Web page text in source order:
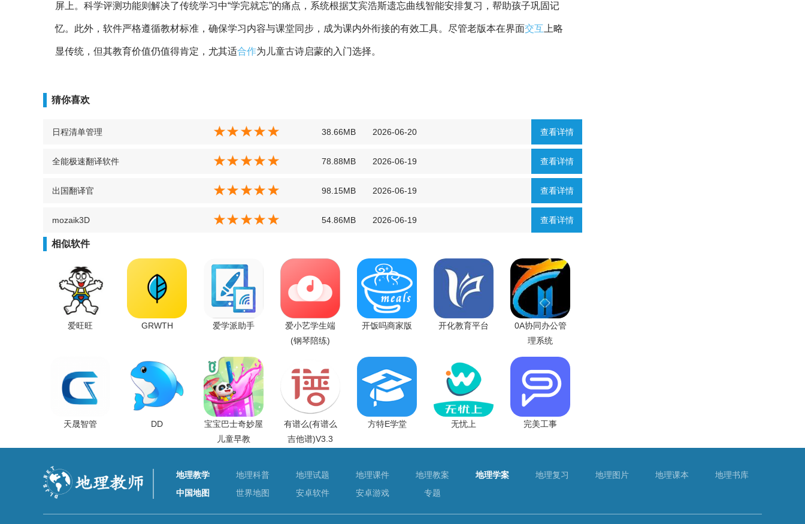
屏上。科学评测功能则解决了传统学习中“学完就忘”的痛点，系统根据艾宾浩斯遗忘曲线智能安排复习，帮助孩子巩固记
忆。此外，软件严格遵循教材标准，确保学习内容与课堂同步，成为课内外衔接的有效工具。尽管老版本在界面交互 上略
显传统，但其教育价值仍值得肯定，尤其适合作为儿童古诗启蒙的入门选择。
猜你喜欢
查看详情
日程清单管理 38.66MB 2026-06-20
查看详情
全能极速翻译软件 78.88MB 2026-06-19
查看详情
出国翻译官 98.15MB 2026-06-19
查看详情
mozaik3D 54.86MB 2026-06-19
相似软件
爱旺旺 GRWTH 爱学派助手
爱小艺学生端
(钢琴陪练)
开饭吗商家版 开化教育平台
0A协同办公管
理系统
天晟智管 DD
宝宝巴士奇妙屋
儿童早教
有谱么(有谱么
吉他谱)V3.3
方特E学堂 无忧上 完美工事
地理教学 地理科普 地理试题 地理课件 地理教案 地理学案 地理复习 地理图片 地理课本
地理书库
中国地图
世界地图 安卓软件 安卓游戏 专题